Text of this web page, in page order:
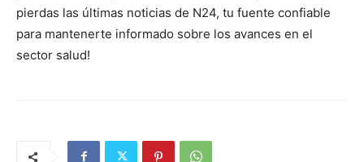
pierdas las últimas noticias de N24, tu fuente confiable
para mantenerte informado sobre los avances en el
sector salud!